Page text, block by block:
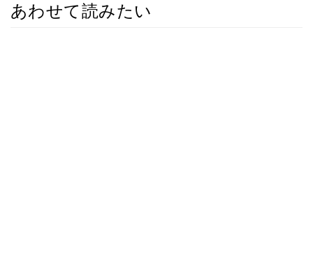
あわせて読みたい